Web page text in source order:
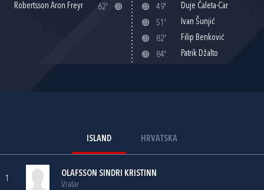
Robertsson Aron Freyr 62' 49'
Duje Ćaleta-Car
51'
Ivan Šunjić
82'
Filip Benković
84'
Patrik Džalto
ISLAND HRVATSKA
1
OLAFSSON SINDRI KRISTINN
Vratar